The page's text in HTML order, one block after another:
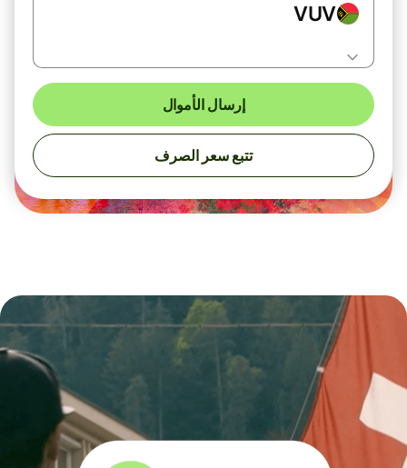
VUV
إرسال الأموال
تتبع سعر الصرف